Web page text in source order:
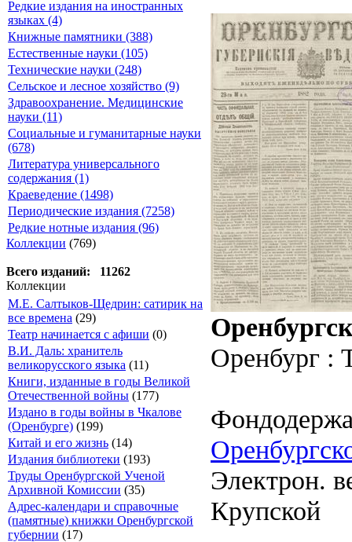
Редкие издания на иностранных
языках (4)
Книжные памятники (388)
Естественные науки (105)
Технические науки (248)
Сельское и лесное хозяйство (9)
Здравоохранение. Медицинские
науки (11)
Социальные и гуманитарные науки
(678)
Литература универсального
содержания (1)
Краеведение (1498)
Периодические издания (7258)
Редкие нотные издания (96)
Коллекции (769)
Всего изданий: 11262
Коллекции
М.Е. Салтыков-Щедрин: сатирик на
все времена (29)
Театр начинается с афиши (0)
В.И. Даль: хранитель
великорусского языка (11)
Книги, изданные в годы Великой
Отечественной войны (177)
Издано в годы войны в Чкалове
(Оренбурге) (199)
Китай и его жизнь (14)
Издания библиотеки (193)
Труды Оренбургской Ученой
Архивной Комиссии (35)
Адрес-календари и справочные
(памятные) книжки Оренбургской
губернии (17)
Оренбург :
Электрон.
Крупской